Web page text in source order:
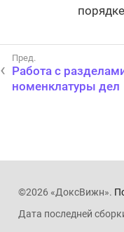
Работа с
номенклатуры дел
©2026 «ДоксВижн».
Дата последней